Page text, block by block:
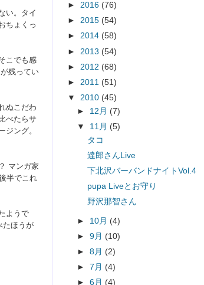
い。タイ
ちょくっ
こでも感
残ってい
ぬこだわ
べたらサ
ング。
マンガ家
半でこれ
ようで
たほうが
► 2016 (76)
► 2015 (54)
► 2014 (58)
► 2013 (54)
► 2012 (68)
► 2011 (51)
▼ 2010 (45)
► 12月 (7)
▼ 11月 (5)
タコ
達郎さんLive
下北沢バーバンドナイトVol.4
pupa Liveとお守り
野沢那智さん
► 10月 (4)
►9月 (10)
►8月 (2)
►7月 (4)
►6月 (4)